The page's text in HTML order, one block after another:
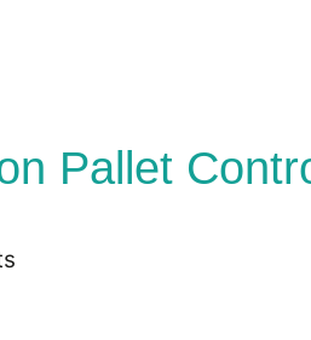
Pallet